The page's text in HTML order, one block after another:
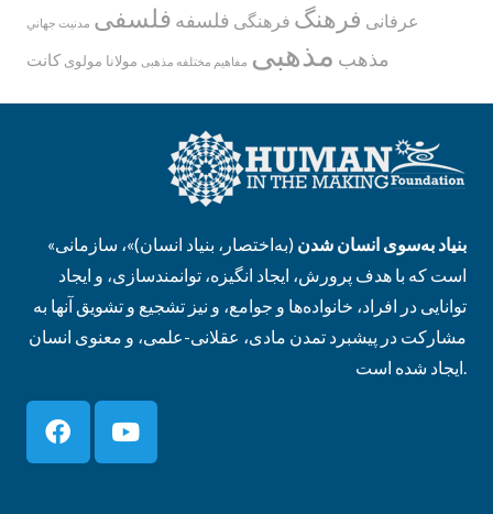
عرفانی فرهنگ فرهنگی فلسفه فلسفی مدنيت جهاني
مذهب مذهبی مفاهیم مختلفه مذهبی مولانا مولوی کانت
« بنیاد به‌سوی انسان شدن (به‌اختصار، بنیاد انسان)»، سازمانی
است که با هدف پرورش، ایجاد انگیزه، توانمندسازی، و ایجاد
توانایی در افراد، خانواده‌ها و جوامع، و نیز تشجیع و تشویق آنها به
مشارکت در پیشبرد تمدن مادی، عقلانی-علمی، و معنوی انسان
ایجاد شده است.